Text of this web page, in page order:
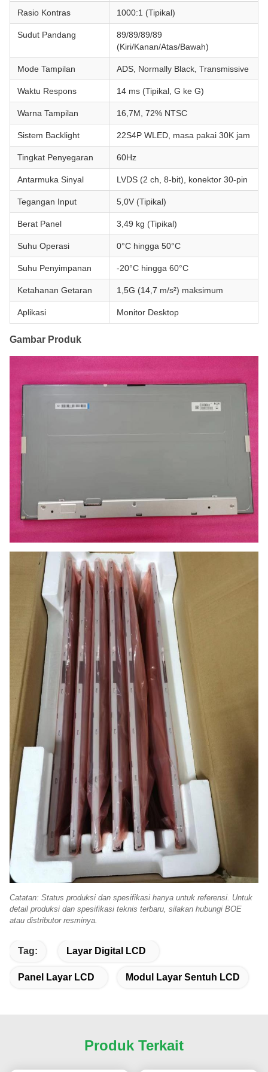
Rasio Kontras 1000:1 (Tipikal)
Sudut Pandang
89/89/89/89
(Kiri/Kanan/Atas/Bawah)
Mode Tampilan ADS, Normally Black, Transmissive
Waktu Respons 14 ms (Tipikal, G ke G)
Warna Tampilan 16,7M, 72% NTSC
Sistem Backlight 22S4P WLED, masa pakai 30K jam
Tingkat Penyegaran 60Hz
Antarmuka Sinyal LVDS (2 ch, 8-bit), konektor 30-pin
Tegangan Input 5,0V (Tipikal)
Berat Panel 3,49 kg (Tipikal)
Suhu Operasi 0°C hingga 50°C
Suhu Penyimpanan -20°C hingga 60°C
Ketahanan Getaran 1,5G (14,7 m/s²) maksimum
Aplikasi Monitor Desktop
Gambar Produk
Catatan: Status produksi dan spesifikasi hanya untuk referensi. Untuk
detail produksi dan spesifikasi teknis terbaru, silakan hubungi BOE
atau distributor resminya.
Tag: Layar Digital LCD
Panel Layar LCD Modul Layar Sentuh LCD
Produk Terkait